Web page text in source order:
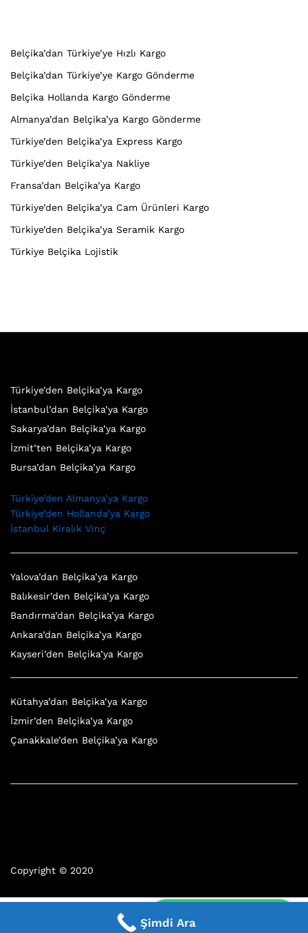
Belçika’dan Türkiye’ye Hızlı Kargo
Belçika’dan Türkiye’ye Kargo Gönderme
Belçika Hollanda Kargo Gönderme
Almanya’dan Belçika’ya Kargo Gönderme
Türkiye’den Belçika’ya Express Kargo
Türkiye’den Belçika’ya Nakliye
Fransa’dan Belçika’ya Kargo
Türkiye’den Belçika’ya Cam Ürünleri Kargo
Türkiye’den Belçika’ya Seramik Kargo
Türkiye Belçika Lojistik
Türkiye’den Belçika’ya Kargo
İstanbul’dan Belçika’ya Kargo
Sakarya’dan Belçika’ya Kargo
İzmit’ten Belçika’ya Kargo
Bursa’dan Belçika’ya Kargo
Türkiye’den Almanya’ya Kargo
Türkiye’den Hollanda’ya Kargo
İstanbul Kiralık Vinç
Yalova’dan Belçika’ya Kargo
Balıkesir’den Belçika’ya Kargo
Bandırma’dan Belçika’ya Kargo
Ankara’dan Belçika’ya Kargo
Kayseri’den Belçika’ya Kargo
Kütahya’dan Belçika’ya Kargo
İzmir’den Belçika’ya Kargo
Çanakkale’den Belçika’ya Kargo
Copyright © 2020
Category
Şimdi Ara